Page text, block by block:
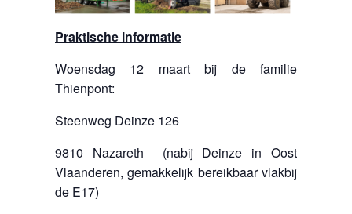
Praktische informatie
Woensdag 12 maart bij de familie
Thienpont:
Steenweg Deinze 126
9810 Nazareth (nabij Deinze in Oost
Vlaanderen, gemakkelijk bereikbaar vlakbij
de E17)